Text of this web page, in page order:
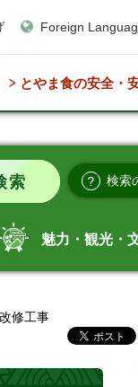
Foreign
とやま食の安全・
検索
魅力・観光・
修工事